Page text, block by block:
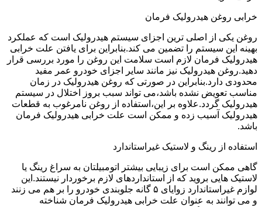
خرابی روغن هیدرولیک فرمان
روغن یکی از اصلی ترین اجزای سیستم هیدرولیک است که عملکرد
بهینه این سیستم را تضمین می کند.بنابراین برای یافتن علت خرابی
هیدرولیک فرمان لازم است سلامت این روغن را مورد بررسی قرار
دهید.روغن هیدرولیک نیز مانند سایر اجزای خودرو عمر مفید
محدودی دارد.بنابراین در صورتی که روغن هیدرولیک در زمان
مناسب تعویض نشده باشد،می تواند سبب بروز اختلال در سیستم
هیدرولیک گردد.علاوه بر این،استفاده از روغن نامرغوب به قطعات
هیدرولیک آسیب زده و ممکن است علت خرابی هیدرولیک فرمان
باشد.
استفاده از رینگ و لاستیک غیراستاندارد
گاهی ممکن است برای زیبایی بیشتر اتومبیلتان به سراغ رینگ یا
لاستیک هایی بروید که از استانداردهای لازم برخوردار نیستند.این
لوازم غیراستاندارد زوایای ۵ گانه جلوبندی خودرو را بر هم می زنند
و می توانند به عنوان علت خرابی هیدرولیک فرمان شناخته